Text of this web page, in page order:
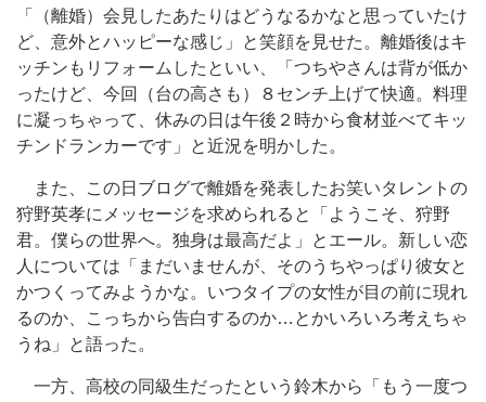
「（離婚）会見したあたりはどうなるかなと思っていたけ
ど、意外とハッピーな感じ」と笑顔を見せた。離婚後はキ
ッチンもリフォームしたといい、「つちやさんは背が低か
ったけど、今回（台の高さも）８センチ上げて快適。料理
に凝っちゃって、休みの日は午後２時から食材並べてキッ
チンドランカーです」と近況を明かした。
また、この日ブログで離婚を発表したお笑いタレントの
狩野英孝にメッセージを求められると「ようこそ、狩野
君。僕らの世界へ。独身は最高だよ」とエール。新しい恋
人については「まだいませんが、そのうちやっぱり彼女と
かつくってみようかな。いつタイプの女性が目の前に現れ
るのか、こっちから告白するのか…とかいろいろ考えちゃ
うね」と語った。
一方、高校の同級生だったという鈴木から「もう一度つ